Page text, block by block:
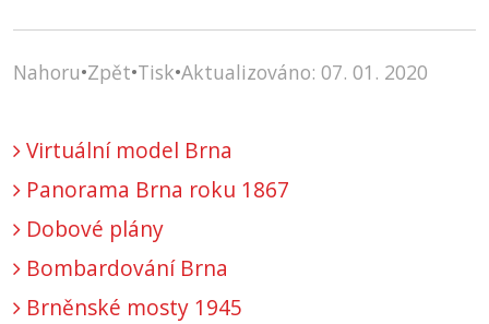
Nahoru•Zpět•Tisk•Aktualizováno: 07. 01. 2020
Virtuální model Brna
Panorama Brna roku 1867
Dobové plány
Bombardování Brna
Brněnské mosty 1945